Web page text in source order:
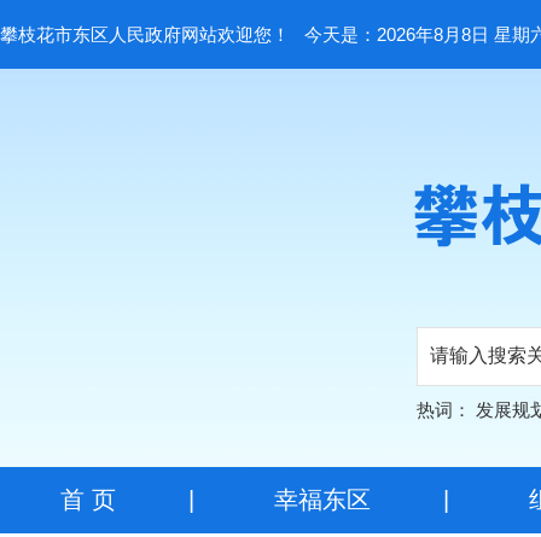
攀枝花市东区人民政府网站欢迎您！ 今天是：2026年8月8日 星期
热词： 发展规
首 页| 幸福东区